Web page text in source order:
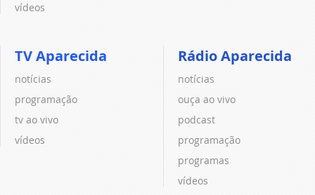
vídeos
TV Aparecida
notícias
programação
tv ao vivo
vídeos
Rádio Aparecida
notícias
ouça ao vivo
podcast
programação
programas
vídeos